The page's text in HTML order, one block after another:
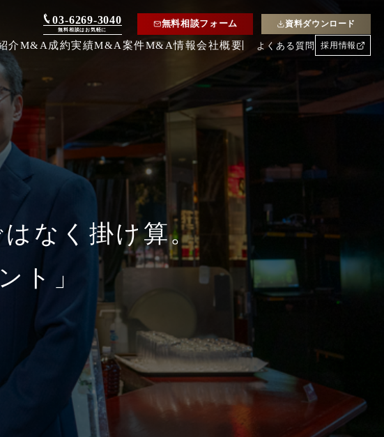
03-6269-3040
無料相談はお気軽に
無料相談フォーム 資料ダウンロード
介M&A成約実績M&A案件M&A情報会社概要 よくある質問 採用情報
なく掛け算。
ト」